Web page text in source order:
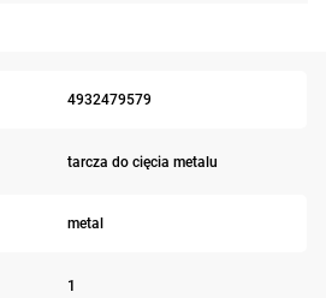
4932479579
tarcza do cięcia metalu
metal
1